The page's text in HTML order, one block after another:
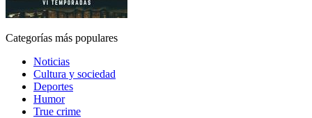
Categorías más populares
Noticias
Cultura y sociedad
Deportes
Humor
True crime